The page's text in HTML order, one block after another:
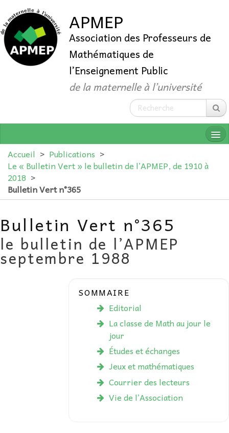
APMEP
Association des Professeurs de
Mathématiques de
l’Enseignement Public
de la maternelle à l’université
QUI SOMMES-NOUS ?
AU FIL DES MATHS
LIBRAIRIE
Accueil > Publications >
Le « Bulletin Vert » le bulletin de l’APMEP, de 1910 à
2018 >
Bulletin Vert n°365
Bulletin Vert n°365
le bulletin de l’APMEP
septembre 1988
SOMMAIRE
Editorial
La classe de Math au jour le
jour
Études et échanges
Jeux et mathématiques
Courrier des lecteurs
Vie de l’Association